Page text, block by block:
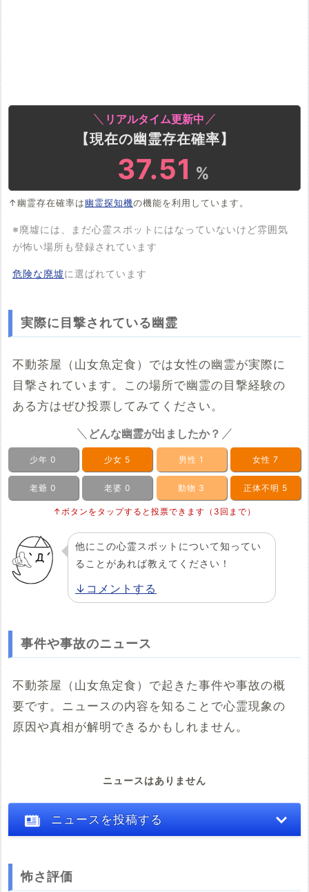
リアルタイム更新中
【現在の幽霊存在確率】
37.51 %
↑幽霊存在確率は幽霊探知機の機能を利用しています。
※廃墟には、まだ心霊スポットにはなっていないけど雰囲気
が怖い場所も登録されています
危険な廃墟に選ばれています
実際に目撃されている幽霊
不動茶屋（山女魚定食）では女性の幽霊が実際に
目撃されています。この場所で幽霊の目撃経験の
ある方はぜひ投票してみてください。
どんな幽霊が出ましたか？
少年 0 少女 5 男性 1 女性 7
老爺 0 老婆 0 動物 3 正体不明 5
↑ボタンをタップすると投票できます（3回まで）
他にこの心霊スポットについて知ってい
ることがあれば教えてください！
↓コメントする
事件や事故のニュース
不動茶屋（山女魚定食）で起きた事件や事故の概
要です。ニュースの内容を知ることで心霊現象の
原因や真相が解明できるかもしれません。
ニュースはありません
ニュースを投稿する
怖さ評価